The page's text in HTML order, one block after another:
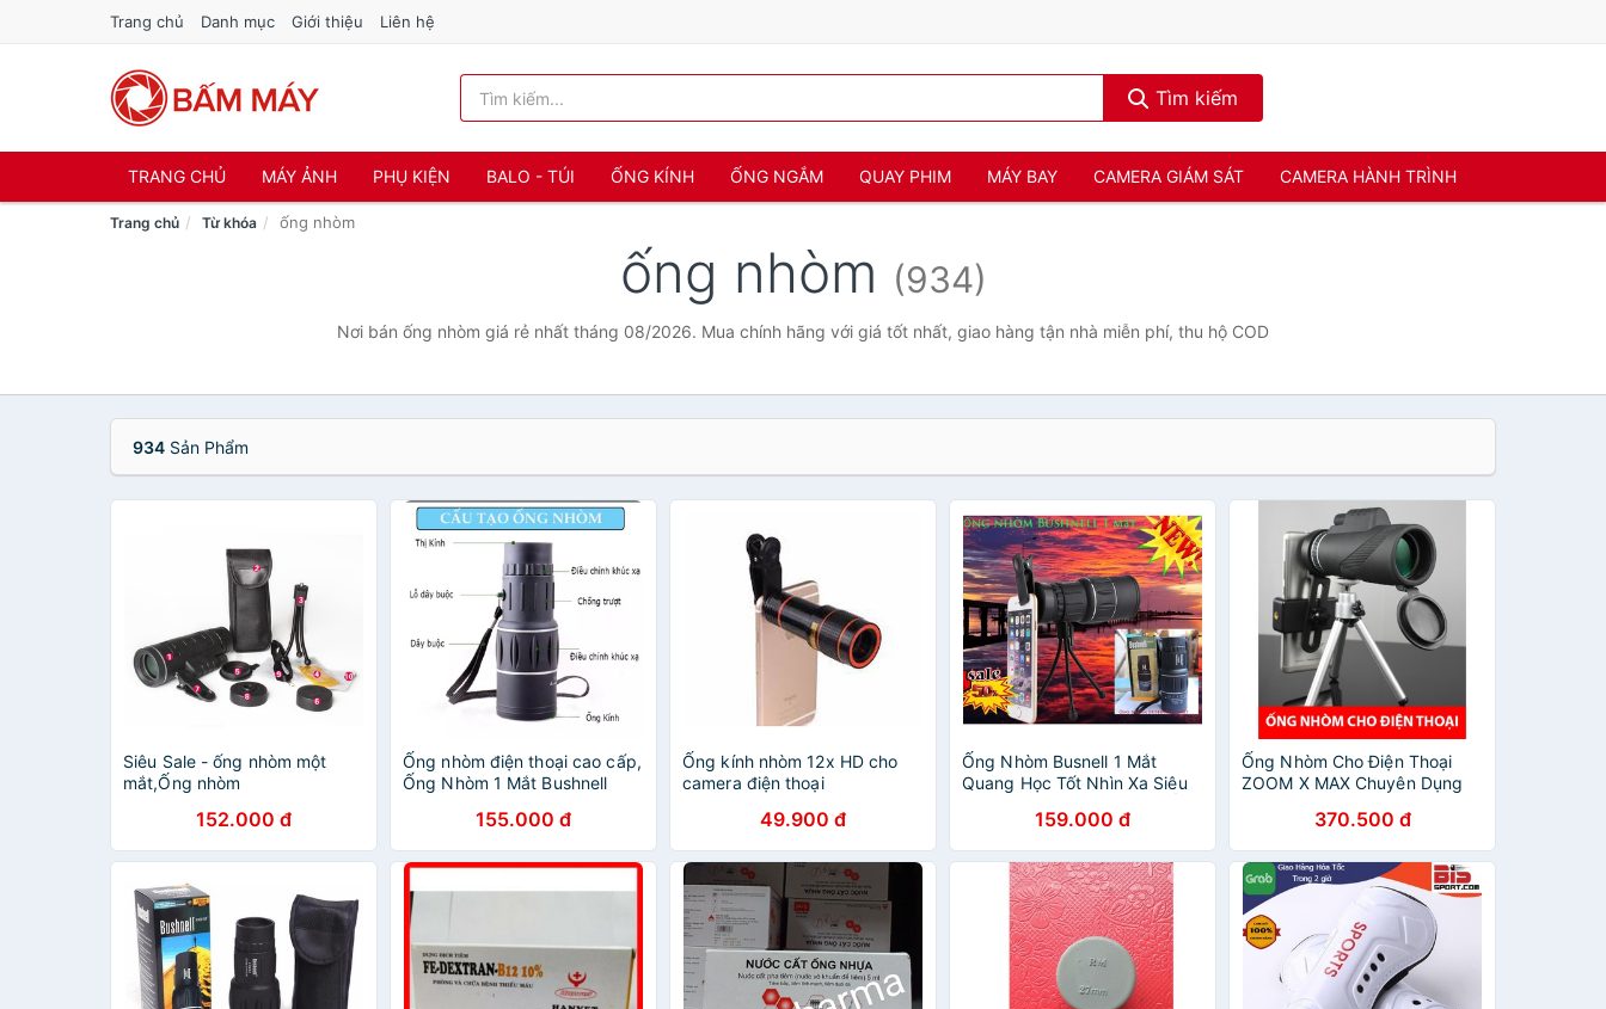
Trang chủ Danh mục Giới thiệu Liên hệ
Tìm kiếm
TRANG CHỦ MÁY ẢNH PHỤ KIỆN BALO - TÚI ỐNG KÍNH ỐNG NGẮM QUAY PHIM MÁY BAY CAMERA GIÁM SÁT CAMERA HÀNH TRÌNH
Trang chủ Từ khóa ống nhòm
ống nhòm (934)
Nơi bán ống nhòm giá rẻ nhất tháng 08/2026. Mua chính hãng với giá tốt nhất, giao hàng tận nhà miễn phí, thu hộ COD
934 Sản Phẩm
Siêu Sale - ống nhòm một
mắt,Ống nhòm
Bảo hành 1 đổi 1
152.000 đ
Ống nhòm điện thoại cao cấp,
Ống Nhòm 1 Mắt Bushnell
Bảo Hành 1 Đổi 1
155.000 đ
Ống kính nhòm 12x HD cho
camera điện thoại
49.900 đ
Ống Nhòm Busnell 1 Mắt
Quang Học Tốt Nhìn Xa Siêu
Nhòm 1 Mắt Cao Cấp Siêu
Nét
159.000 đ
Ống Nhòm Cho Điện Thoại
ZOOM X MAX Chuyên Dụng
370.500 đ